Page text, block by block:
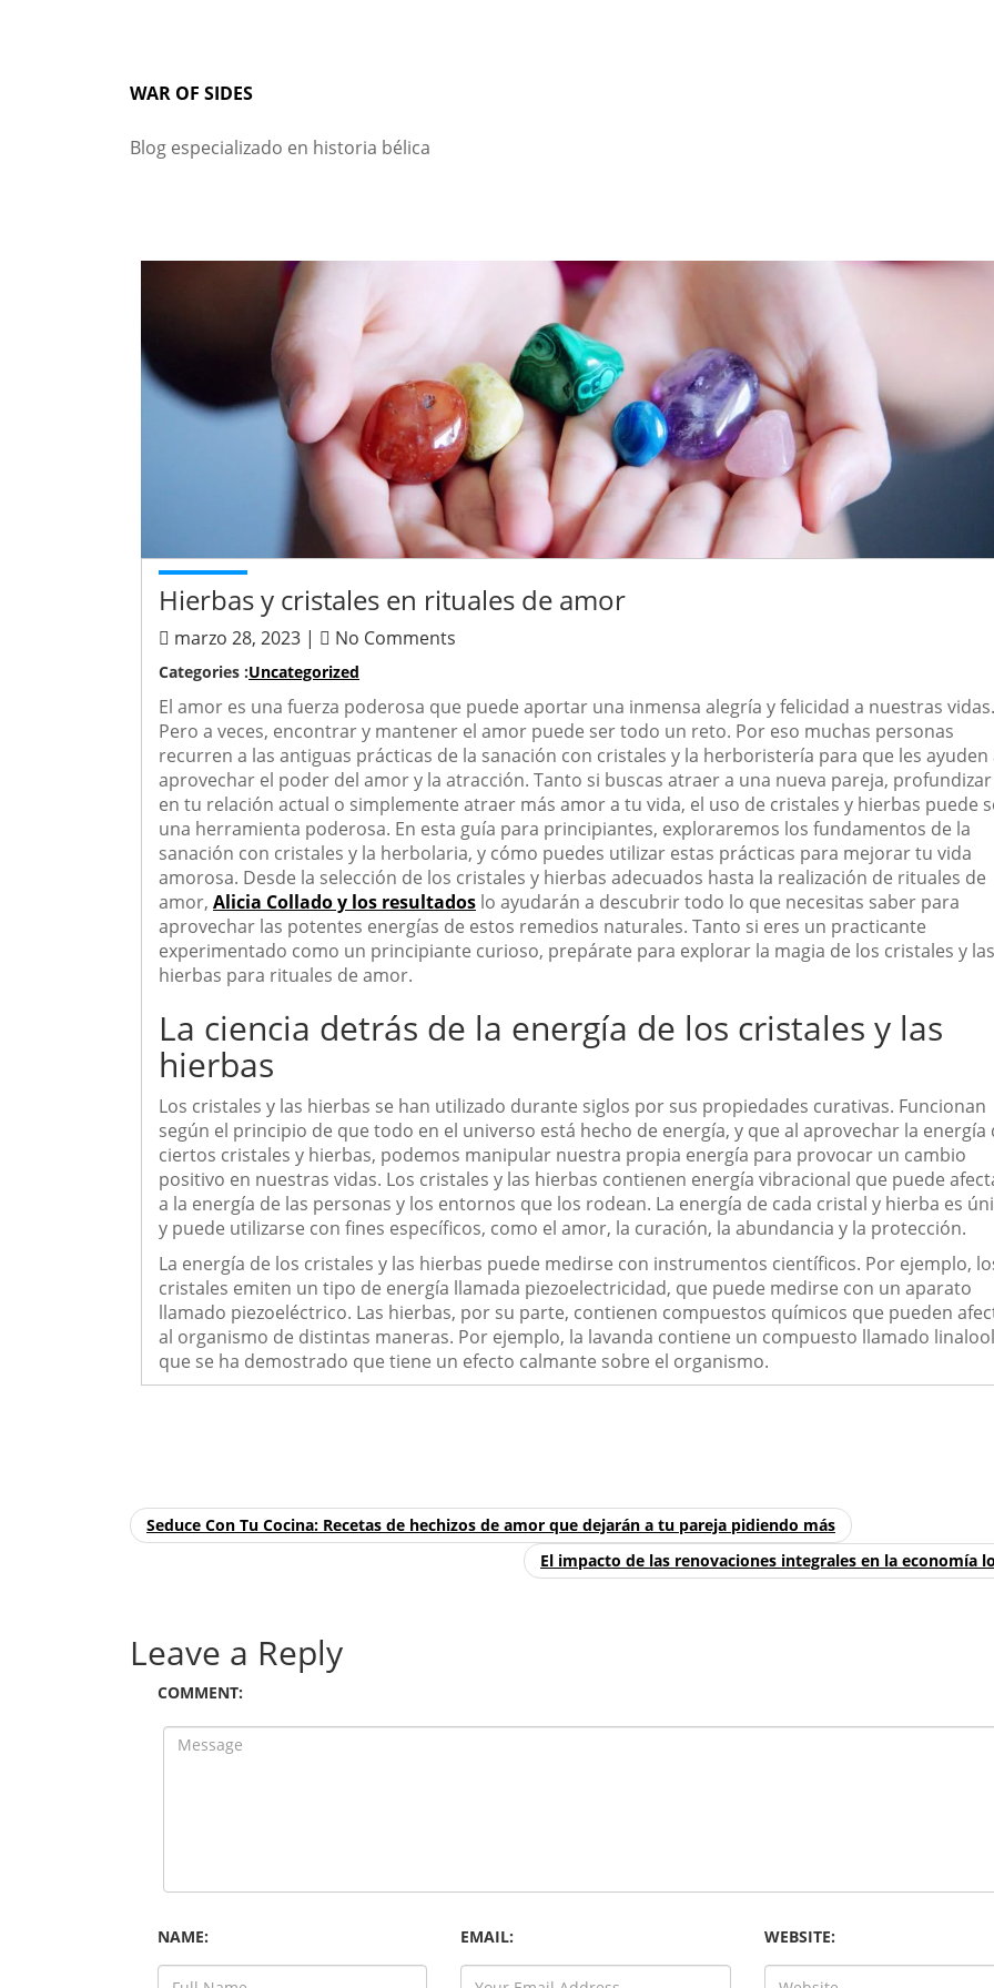
WAR OF SIDES
Blog especializado en historia bélica
Hierbas y cristales en rituales de amor
marzo 28, 2023 | No Comments
Categories :Uncategorized
El amor es una fuerza poderosa que puede aportar una inmensa alegría y felicidad a nuestras vidas.
Pero a veces, encontrar y mantener el amor puede ser todo un reto. Por eso muchas personas
recurren a las antiguas prácticas de la sanación con cristales y la herboristería para que les ayuden
aprovechar el poder del amor y la atracción. Tanto si buscas atraer a una nueva pareja, profundizar
en tu relación actual o simplemente atraer más amor a tu vida, el uso de cristales y hierbas puede
una herramienta poderosa. En esta guía para principiantes, exploraremos los fundamentos de la
sanación con cristales y la herbolaria, y cómo puedes utilizar estas prácticas para mejorar tu vida
amorosa. Desde la selección de los cristales y hierbas adecuados hasta la realización de rituales de
amor, Alicia Collado y los resultados lo ayudarán a descubrir todo lo que necesitas saber para
aprovechar las potentes energías de estos remedios naturales. Tanto si eres un practicante
experimentado como un principiante curioso, prepárate para explorar la magia de los cristales y las
hierbas para rituales de amor.
La ciencia detrás de la energía de los cristales y las
hierbas
Los cristales y las hierbas se han utilizado durante siglos por sus propiedades curativas. Funcionan
según el principio de que todo en el universo está hecho de energía, y que al aprovechar la energía
ciertos cristales y hierbas, podemos manipular nuestra propia energía para provocar un cambio
positivo en nuestras vidas. Los cristales y las hierbas contienen energía vibracional que puede
a la energía de las personas y los entornos que los rodean. La energía de cada cristal y hierba es
y puede utilizarse con fines específicos, como el amor, la curación, la abundancia y la protección.
La energía de los cristales y las hierbas puede medirse con instrumentos científicos. Por ejemplo,
cristales emiten un tipo de energía llamada piezoelectricidad, que puede medirse con un aparato
llamado piezoeléctrico. Las hierbas, por su parte, contienen compuestos químicos que pueden
al organismo de distintas maneras. Por ejemplo, la lavanda contiene un compuesto llamado
que se ha demostrado que tiene un efecto calmante sobre el organismo.
Seduce Con Tu Cocina: Recetas de hechizos de amor que dejarán a tu pareja pidiendo más
El impacto de las renovaciones integrales en la economía
Leave a Reply
COMMENT:
NAME: EMAIL: WEBSITE: